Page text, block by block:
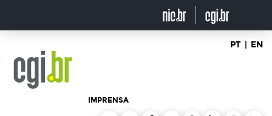
o
PT | EN
IMPRENSA